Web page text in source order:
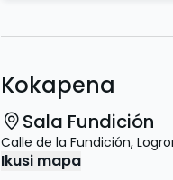
Kokapena
Sala Fundición
Calle de la Fundición,
Ikusi mapa